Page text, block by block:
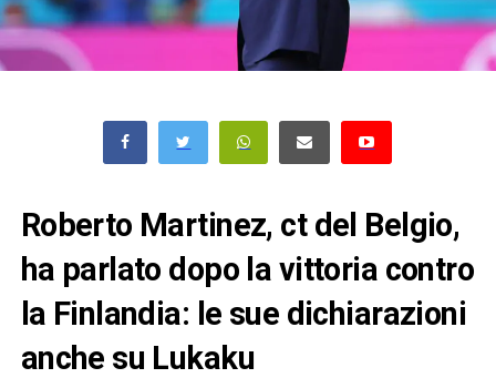
Roberto Martinez, ct del Belgio,
ha parlato dopo la vittoria contro
la Finlandia: le sue dichiarazioni
anche su Lukaku